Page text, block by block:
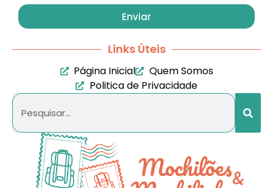
Enviar
Links Úteis
Página Inicial
Quem Somos
Politica de Privacidade